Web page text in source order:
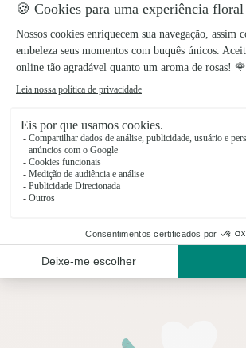
Palma Luz Eterna
Uma homenagem floral
inspirada na luz e na
memória
a partir de149€
9 produtos visualizados